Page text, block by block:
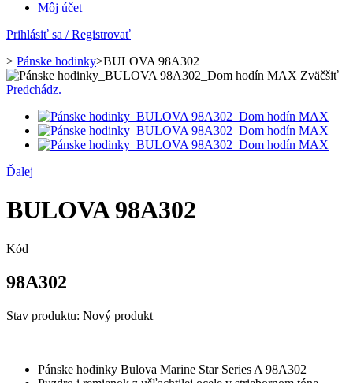
Môj účet
Prihlásiť sa / Registrovať
> Pánske hodinky>BULOVA 98A302
Zväčšiť
Predchádz.
Ďalej
BULOVA 98A302
Kód
98A302
Stav produktu: Nový produkt
Pánske hodinky Bulova Marine Star Series A 98A302